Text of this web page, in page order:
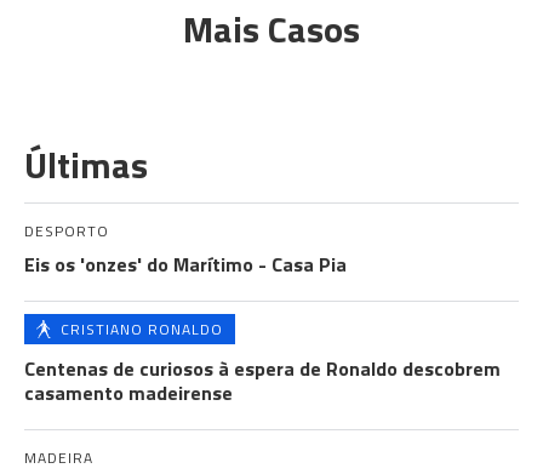
Mais Casos
Últimas
DESPORTO
Eis os 'onzes' do Marítimo - Casa Pia
CRISTIANO RONALDO
Centenas de curiosos à espera de Ronaldo descobrem
casamento madeirense
MADEIRA